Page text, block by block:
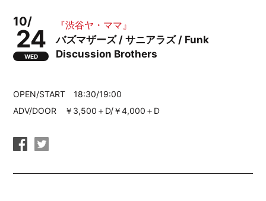
10/
24
WED
『渋谷ヤ・ママ』
バズマザーズ / サニアラズ / Funk
Discussion Brothers
OPEN/START 18:30/19:00
ADV/DOOR ￥3,500＋D/￥4,000＋D